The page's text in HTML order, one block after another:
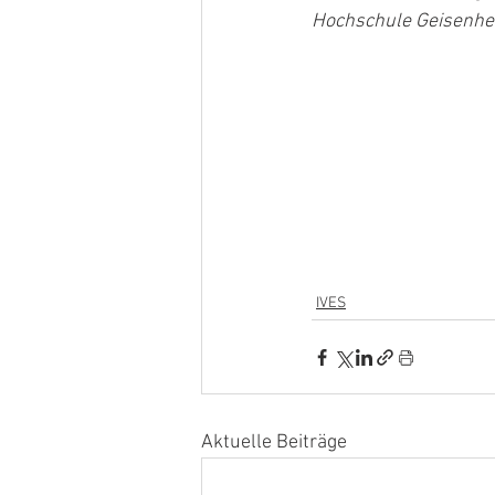
Hochschule
IVES
Aktuelle Beiträge